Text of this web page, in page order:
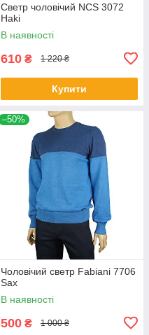
Светр чоловічий NCS 3072
Haki
В наявності
610 ₴ 1 220 ₴
Купити
–50%
Чоловічий светр Fabiani 7706
Sax
В наявності
500 ₴ 1 000 ₴